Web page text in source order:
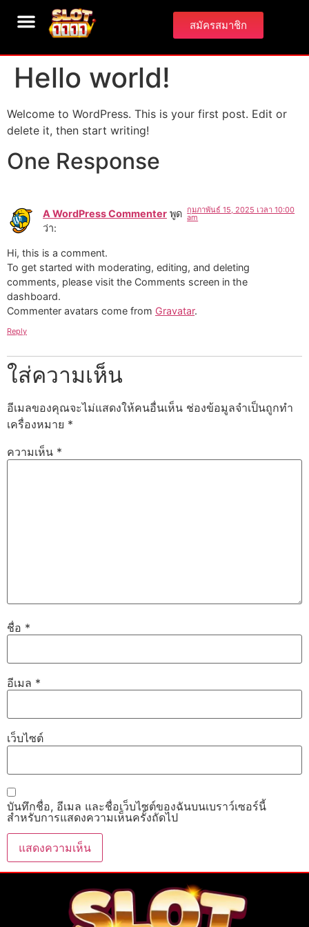
สมัครสมาชิก
Hello world!
Welcome to WordPress. This is your first post. Edit or
delete it, then start writing!
One Response
A WordPress Commenter พูด
ว่า:
กุมภาพันธ์ 15, 2025 เวลา 10:00
am
Hi, this is a comment.
To get started with moderating, editing, and deleting
comments, please visit the Comments screen in the
dashboard.
Commenter avatars come from Gravatar.
Reply
ใส่ความเห็น
อีเมลของคุณจะไม่แสดงให้คนอื่นเห็น ช่องข้อมูลจำเป็นถูกทำ
เครื่องหมาย *
ความเห็น *
ชื่อ *
อีเมล *
เว็บไซต์
บันทึกชื่อ, อีเมล และชื่อเว็บไซต์ของฉันบนเบราว์เซอร์นี้
สำหรับการแสดงความเห็นครั้งถัดไป